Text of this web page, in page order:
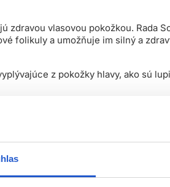
zdravou vlasovou pokožkou. Rada
folikuly a umožňuje im silný a
z pokožky hlavy, ako sú
antimikrobiálne a protiplesňové